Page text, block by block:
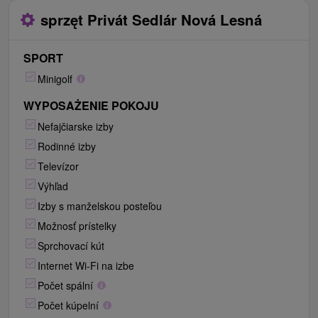
sprzęt Privát Sedlár Nová Lesná
SPORT
Minigolf
WYPOSAŻENIE POKOJU
Nefajčiarske izby
Rodinné izby
Televízor
Výhľad
Izby s manželskou posteľou
Možnosť prístelky
Sprchovací kút
Internet Wi-Fi na izbe
Počet spální
Počet kúpelní